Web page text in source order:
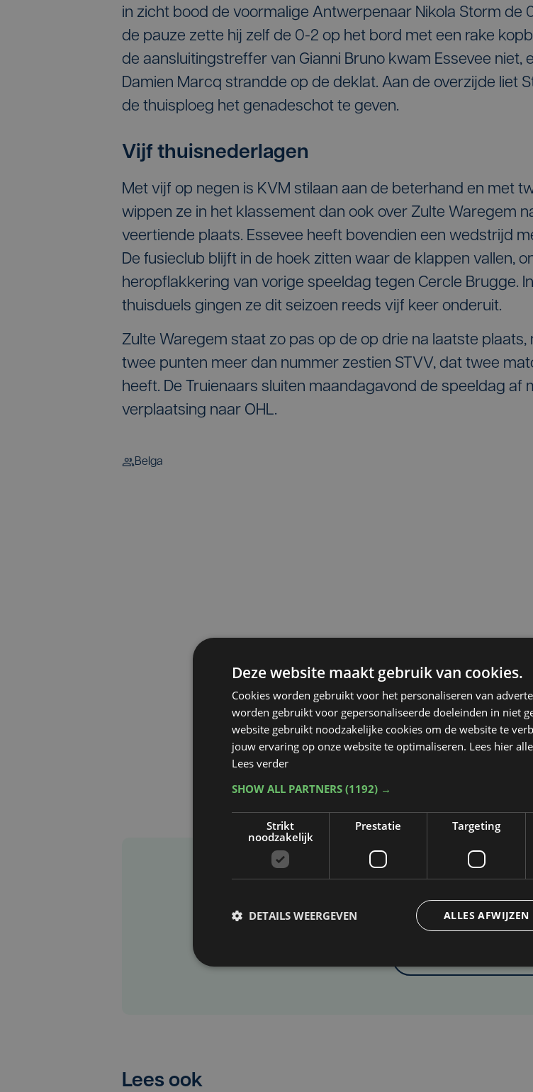
in zicht bood de voormalige Antwerpenaar Nikola Storm de
de pauze zette hij zelf de 0-2 op het bord met een rake
de aansluitingstreffer van Gianni Bruno kwam Essevee niet,
Damien Marcq strandde op de deklat. Aan de overzijde liet
de thuisploeg het genadeschot te geven.
Vijf thuisnederlagen
Met vijf op negen is KVM stilaan aan de beterhand en met
wippen ze in het klassement dan ook over Zulte Waregem
veertiende plaats. Essevee heeft bovendien een wedstrijd
De fusieclub blijft in de hoek zitten waar de klappen vallen,
heropflakkering van vorige speeldag tegen Cercle Brugge.
thuisduels gingen ze dit seizoen reeds vijf keer onderuit.
Zulte Waregem staat zo pas op de op drie na laatste plaats,
twee punten meer dan nummer zestien STVV, dat twee
heeft. De Truienaars sluiten maandagavond de speeldag af
verplaatsing naar OHL.
Belga
Heb je een taal- of schrijffout
Lees ook
Deze website maakt gebruik van cookies.
Cookies worden gebruikt voor het personaliseren van
worden gebruikt voor gepersonaliseerde doeleinden in niet
website gebruikt noodzakelijke cookies om de website te
jouw ervaring op onze website te optimaliseren. Lees hier
Lees verder
SHOW ALL PARTNERS (1192) →
Strikt
noodzakelijk
Prestatie Targeting
ALLES AFWIJZEN
DETAILS WEERGEVEN